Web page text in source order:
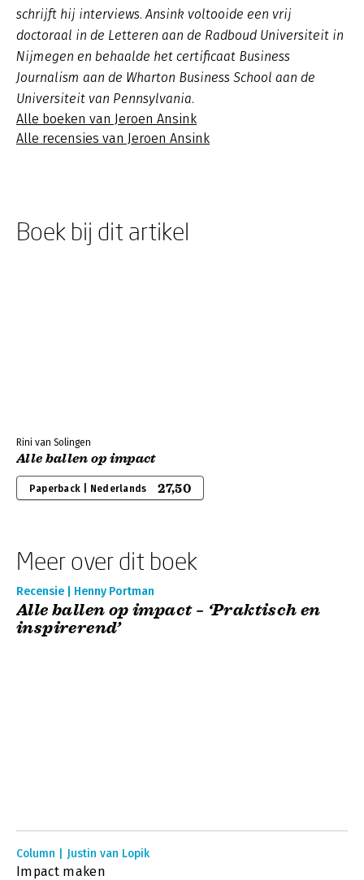
schrijft hij interviews. Ansink voltooide een vrij
doctoraal in de Letteren aan de Radboud Universiteit in
Nijmegen en behaalde het certificaat Business
Journalism aan de Wharton Business School aan de
Universiteit van Pennsylvania.
Alle boeken van Jeroen Ansink
Alle recensies van Jeroen Ansink
Boek bij dit artikel
Rini van Solingen
Alle ballen op impact
Paperback | Nederlands 27,50
Meer over dit boek
Recensie | Henny Portman
Alle ballen op impact – ‘Praktisch en
inspirerend’
Column | Justin van Lopik
Impact maken